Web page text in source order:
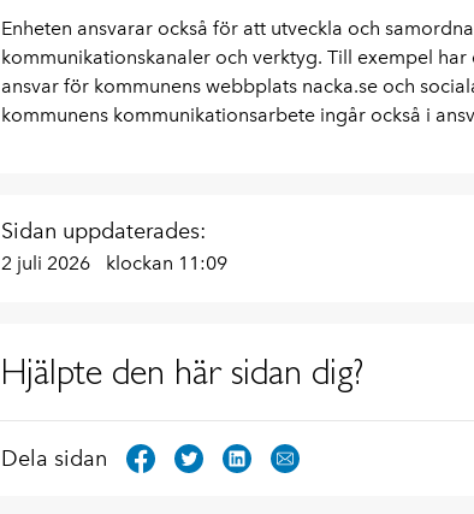
Enheten ansvarar också för att utveckla och
kommunikationskanaler och verktyg. Till exempel
ansvar för kommunens webbplats nacka.se och
kommunens kommunikationsarbete ingår också i
Sidan uppdaterades:
2 juli 2026 klockan 11:09
Hjälpte den här sidan dig?
Dela sidan